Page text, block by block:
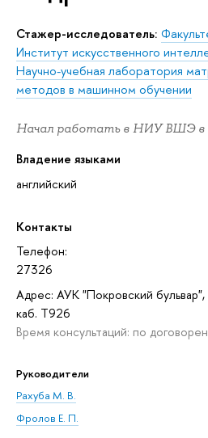
Стажер-исследователь:
Институт искусственного
Научно-учебная лаборатория
методов в машинном обучении
Начал работать в НИУ ВШЭ в
Владение языками
английский
Контакты
Телефон:
27326
Адрес: АУК "Покровский
каб. T926
Время консультаций: по
Руководители
Рахуба М. В.
Фролов Е. П.